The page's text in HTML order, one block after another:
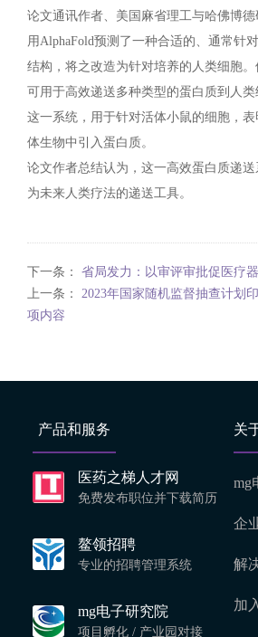
论文通讯作者、美国麻省理工与哈佛博
用AlphaFold预测了一种合适的、通常针
结构，将之改造为针对培养的人类细胞
可用于高效递送多种类型的蛋白质到人
这一系统，用于针对活体小鼠的细胞，
体生物中引入蛋白质。
论文作者总结认为，这一高效蛋白质递
为未来人类疗法的递送工具。
下一条： 省局发力：以审评审批促医疗
上一条： 2023年国家随机监督抽查计划
项内容
产品和服务
医药之梯人才网
免费发布职位并下载简历
鳌领招聘
专业的招聘管理系统
mg电子研究院
项目孵化 / 产业园对接
关
mg
企
解
加